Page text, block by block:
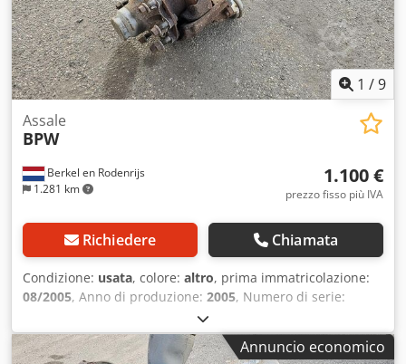
1 /9
Berkel en Rodenrijs
1.281 km
Assale
BPW
1.100 €
prezzo fisso più IVA
Richiedere Chiamata
Condizione: usata, colore: altro, prima immatricolazione:
08/2005, Anno di produzione: 2005, Numero di serie:
27.48.613.004 Cjdpfx Adjzrtfuoyerf Disponiamo di oltre 100
assali in magazzino. Non esitate a contattarci qualora non
riusciste a trovare il prodotto desiderato.Annuncio economico